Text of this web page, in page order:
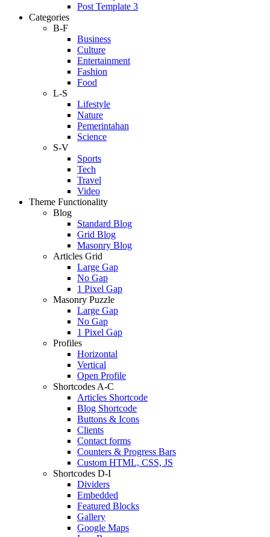
Post Template 3
Categories
B-F
Business
Culture
Entertainment
Fashion
Food
L-S
Lifestyle
Nature
Pemerintahan
Science
S-V
Sports
Tech
Travel
Video
Theme Functionality
Blog
Standard Blog
Grid Blog
Masonry Blog
Articles Grid
Large Gap
No Gap
1 Pixel Gap
Masonry Puzzle
Large Gap
No Gap
1 Pixel Gap
Profiles
Horizontal
Vertical
Open Profile
Shortcodes A-C
Articles Shortcode
Blog Shortcode
Buttons & Icons
Clients
Contact forms
Counters & Progress Bars
Custom HTML, CSS, JS
Shortcodes D-I
Dividers
Embedded
Featured Blocks
Gallery
Google Maps